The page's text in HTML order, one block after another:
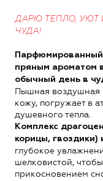
ДАРЮ ТЕПЛО, УЮТ
ЧУДА!
Парфюмированный
пряным ароматом
обычный день в
Пышная воздушная
кожу, погружает в
душевного тепла.
Комплекс
корицы, гвоздики)
глубокое
шелковистой,
прикосновением